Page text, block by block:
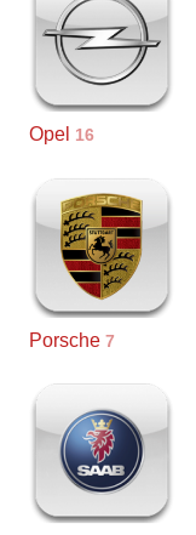
Opel 16
Porsche 7